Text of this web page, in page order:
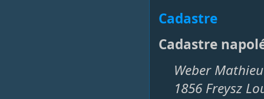
Cadastre
Cadastre
Weber
1856 Freysz